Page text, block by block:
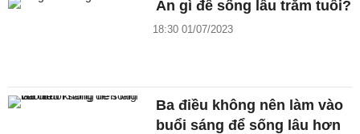
Ăn gì để sống lâu trăm tuổi?
18:30 01/07/2023
Ba điều không nên làm vào
buổi sáng để sống lâu hơn